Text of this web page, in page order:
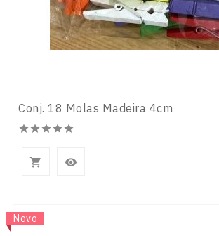
Conj. 18 Molas Madeira 4cm

 
Novo